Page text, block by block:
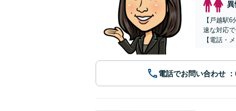
異
【戸越駅
速な対応
【電話・
電話でお問い合わせ